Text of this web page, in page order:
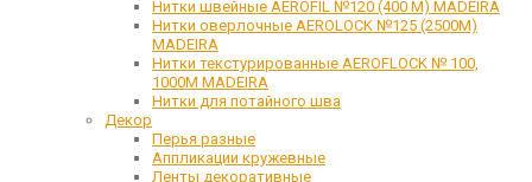
Нитки швейные AEROFIL №120 (400 М) MADEIRA
Нитки оверлочные AEROLOCK №125 (2500М)
MADEIRA
Нитки текстурированные AEROFLOCK № 100,
1000М MADEIRA
Нитки для потайного шва
Декор
Перья разные
Аппликации кружевные
Ленты декоративные